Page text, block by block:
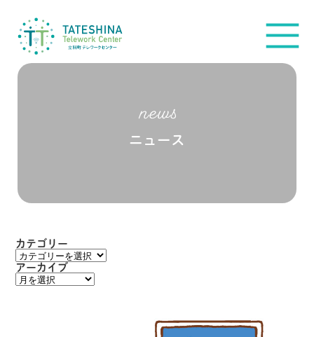
ニュース
カテゴリー
カ
テ
ゴ
リ
アーカイブ
ア
ー